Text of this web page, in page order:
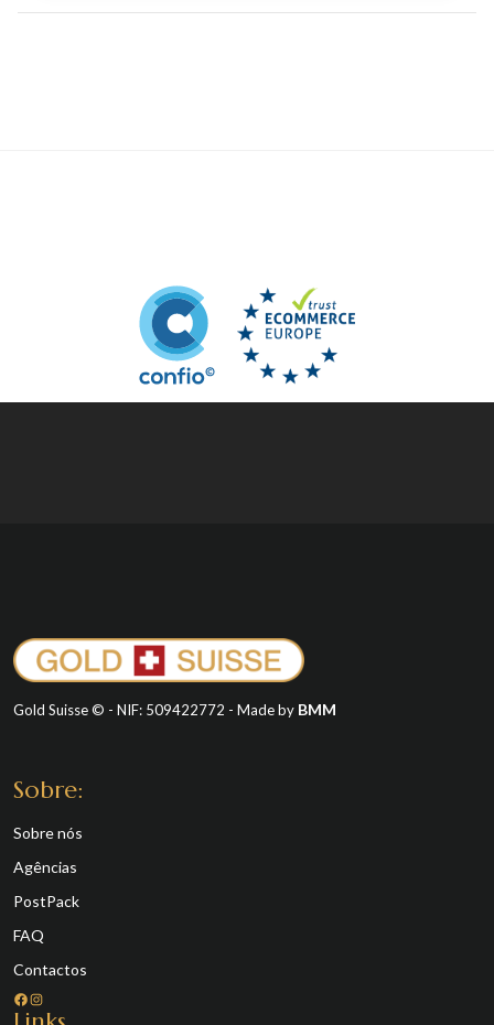
Gold Suisse © - NIF: 509422772 - Made by BMM
Sobre:
Sobre nós
Agências
PostPack
FAQ
Contactos
Facebook Instagram